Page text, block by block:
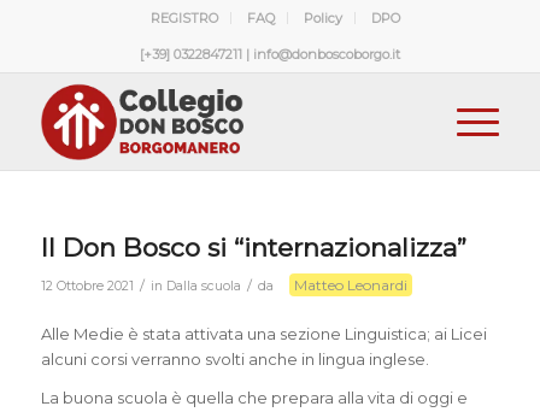
REGISTRO FAQ Policy DPO
[+39] 0322847211 | info@donboscoborgo.it
Il Don Bosco si “internazionalizza”
12 Ottobre 2021 / in Dalla scuola / da Matteo Leonardi
Alle Medie è stata attivata una sezione Linguistica; ai Licei
alcuni corsi verranno svolti anche in lingua inglese.
La buona scuola è quella che prepara alla vita di oggi e